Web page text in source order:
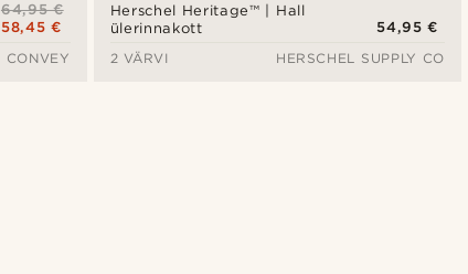
64,95 €
58,45 €
CONVEY
Herschel Heritage™ | Hall
ülerinnakott
54,95 €
2 VÄRVI
HERSCHEL SUPPLY CO